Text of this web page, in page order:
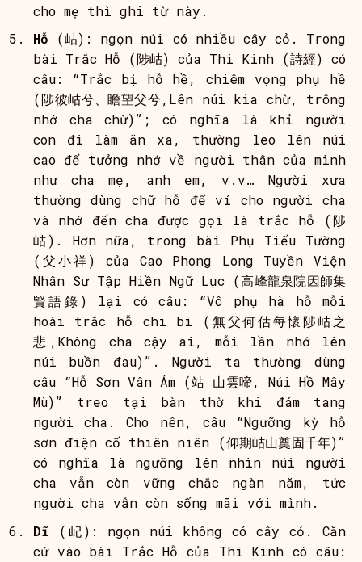
cho mẹ thì ghi từ này.
Hỗ (岵): ngọn núi có nhiều cây cỏ. Trong
bài Trắc Hỗ (陟岵) của Thi Kinh (詩經) có
câu: “Trắc bị hỗ hề, chiêm vọng phụ hề
(陟彼岵兮、瞻望父兮,Lên núi kia chừ, trông
nhớ cha chừ)”; có nghĩa là khỉ người
con đi làm ăn xa, thường leo lên núi
cao để tưởng nhớ về người thân của mình
như cha mẹ, anh em, v.v… Người xưa
thường dùng chữ hỗ để ví cho người cha
và nhớ đến cha được gọi là trắc hỗ (陟
岵). Hơn nữa, trong bài Phụ Tiếu Tường
(父小祥) của Cao Phong Long Tuyền Viện
Nhân Sư Tập Hiền Ngữ Lục (高峰龍泉院因師集
賢語錄) lại có câu: “Vô phụ hà hỗ mỗi
hoài trắc hỗ chi bi (無父何估每懷陟岵之
悲,Không cha cậy ai, mỗi lần nhớ lên
núi buồn đau)”. Người ta thường dùng
câu “Hỗ Sơn Vân Ám (站 山雲啼, Núi Hồ Mây
Mù)” treo tại bàn thờ khi đám tang
người cha. Cho nên, câu “Ngưỡng kỳ hỗ
sơn điện cố thiên niên (仰期岵山奠固千年)”
có nghĩa là ngưỡng lên nhìn núi người
cha vẫn còn vững chắc ngàn năm, tức
người cha vẫn còn sống mãi với mình.
Dĩ (屺): ngọn núi không có cây cỏ. Căn
cứ vào bài Trắc Hỗ của Thi Kinh có câu: